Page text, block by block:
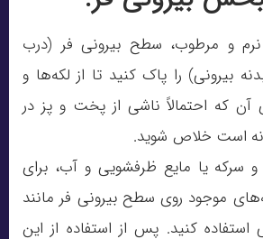
و مرطوب، سطح بیرونی فر (درب
بیرونی) را پاک کنید تا از لکه‌ها و
که احتمالاً ناشی از پخت و پز در
است خلاص شوید.
سرکه یا مایع ظرفشویی و آب، برای
موجود روی سطح بیرونی فر مانند
استفاده کنید. پس از استفاده از این